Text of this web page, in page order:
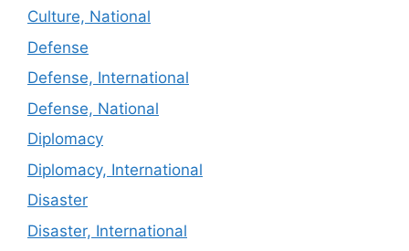
Culture, National
Defense
Defense, International
Defense, National
Diplomacy
Diplomacy, International
Disaster
Disaster, International